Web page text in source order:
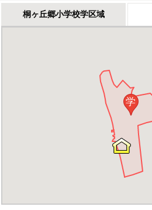
桐ヶ丘郷小学校学区域
学